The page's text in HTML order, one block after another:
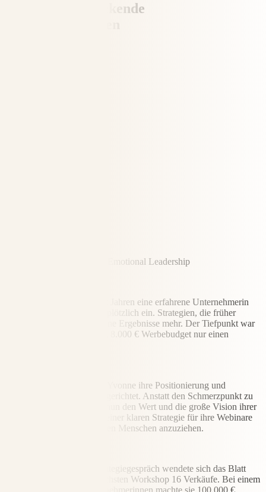
Einige beeindruckende
Trainerin und Mentorin für Emotional Leadership
Obwohl Yvonne bereits seit Jahren eine erfahrene Unternehmerin
war, brachen ihre Umsätze plötzlich ein. Strategien, die früher
funktionierten, brachten keine Ergebnisse mehr. Der Tiefpunkt war
ein Launch, bei dem sie mit 8.000 € Werbebudget nur einen
In der Zusammenarbeit hat Yvonne ihre Positionierung und
Botschaft komplett neu ausgerichtet. Anstatt den Schmerzpunkt zu
betonen, kommuniziert sie nun den Wert und die große Vision ihrer
Arbeit. Sie hat gelernt, mit einer klaren Strategie für ihre Webinare
und Live-Events die richtigen Menschen anzuziehen.
Direkt nach dem ersten Strategiegespräch wendete sich das Blatt
und sie erzielte mit dem nächsten Workshop 16 Verkäufe. Bei einem